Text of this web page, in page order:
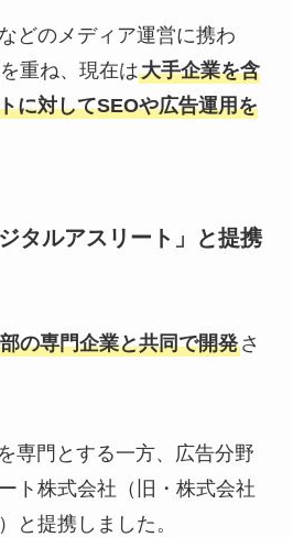
どのメディア運営に携わ
重ね、現在は大手企業を含
に対してSEOや広告運用を
タルアスリート」と提携
の専門企業と共同で開発さ
専門とする一方、広告分野
ト株式会社（旧・株式会社
と提携しました。